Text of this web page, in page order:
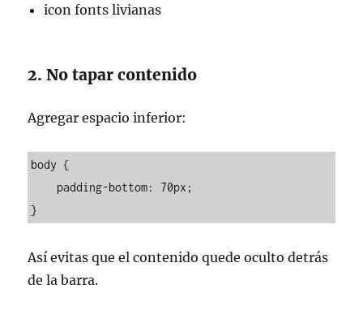
icon fonts livianas
2. No tapar contenido
Agregar espacio inferior:
body {
}
Así evitas que el contenido quede oculto detrás
de la barra.